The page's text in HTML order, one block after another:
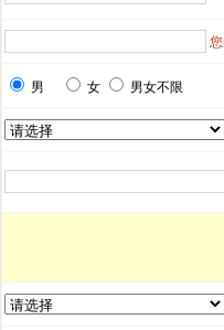
男 女 男女不限